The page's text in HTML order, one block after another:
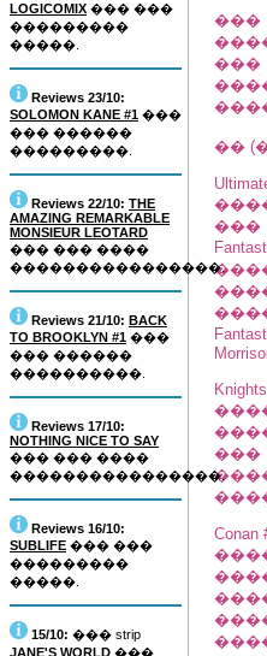
LOGICOMIX ��� ���
���������
�����.
Reviews 23/10:
SOLOMON KANE #1 ���
��� ������
���������.
Reviews 22/10: THE
AMAZING REMARKABLE
MONSIEUR LEOTARD
��� ��� ����
����������������.
Reviews 21/10: BACK
TO BROOKLYN #1 ���
��� ������
����������.
Reviews 17/10:
NOTHING NICE TO SAY
��� ��� ����
����������������.
Reviews 16/10:
SUBLIFE ��� ���
���������
�����.
15/10: ��� strip
JANE'S WORLD ���
���
���
��
���
Conan